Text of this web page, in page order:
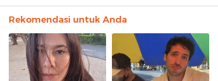
Rekomendasi untuk Anda